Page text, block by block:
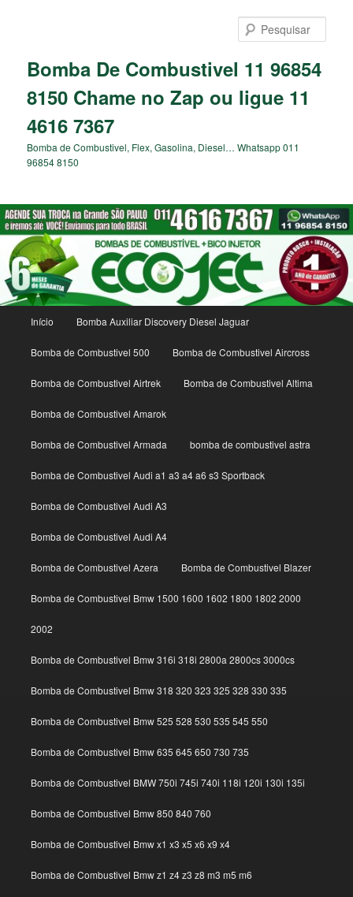
principalBomba De Combustivel 11 96854
8150 Chame no Zap ou ligue 11
4616 7367
Bomba de Combustivel, Flex, Gasolina, Diesel… Whatsapp 011
96854 8150
principal
Início Bomba Auxiliar Discovery Diesel Jaguar
Bomba de Combustivel 500 Bomba de Combustivel Aircross
Bomba de Combustivel Airtrek Bomba de Combustivel Altima
Bomba de Combustivel Amarok
Bomba de Combustivel Armada bomba de combustivel astra
Bomba de Combustivel Audi a1 a3 a4 a6 s3 Sportback
Bomba de Combustivel Audi A3
Bomba de Combustivel Audi A4
Bomba de Combustivel Azera Bomba de Combustivel Blazer
Bomba de Combustivel Bmw 1500 1600 1602 1800 1802 2000
2002
Bomba de Combustivel Bmw 316i 318i 2800a 2800cs 3000cs
Bomba de Combustivel Bmw 318 320 323 325 328 330 335
Bomba de Combustivel Bmw 525 528 530 535 545 550
Bomba de Combustivel Bmw 635 645 650 730 735
Bomba de Combustivel BMW 750i 745i 740i 118i 120i 130i 135i
Bomba de Combustivel Bmw 850 840 760
Bomba de Combustivel Bmw x1 x3 x5 x6 x9 x4
Bomba de Combustivel Bmw z1 z4 z3 z8 m3 m5 m6